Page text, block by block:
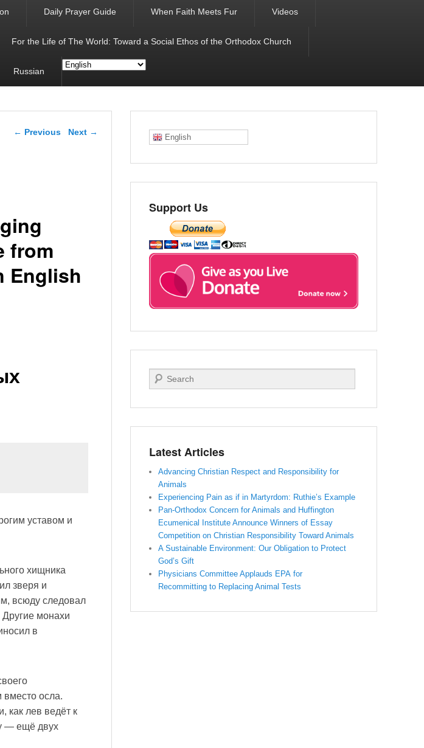
Daily Prayer Guide When Faith Meets Fur Videos
For the Life of The World: Toward a Social Ethos of the Orthodox Church
Russian
Post navigation
← Previous Next →
from
English
уставом и
хищника
зверя и
всюду следовал
монахи
в
вместо осла.
как лев ведёт к
— ещё двух
English
Support Us
Search
Latest Articles
Advancing Christian Respect and Responsibility for
Animals
Experiencing Pain as if in Martyrdom: Ruthie’s Example
Pan-Orthodox Concern for Animals and Huffington
Ecumenical Institute Announce Winners of Essay
Competition on Christian Responsibility Toward Animals
A Sustainable Environment: Our Obligation to Protect
God’s Gift
Physicians Committee Applauds EPA for
Recommitting to Replacing Animal Tests